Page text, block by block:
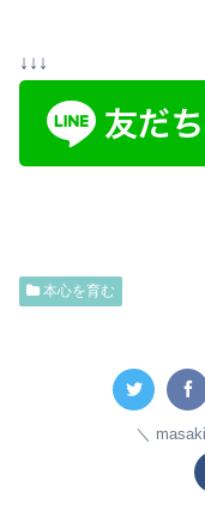
↓↓↓
本心を育む